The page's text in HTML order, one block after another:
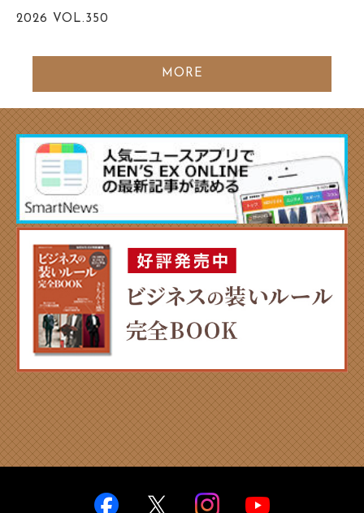
2026 VOL.350
MORE